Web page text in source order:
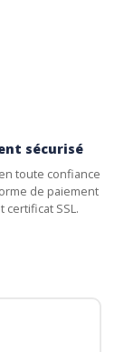
sécurisé
toute confiance
de paiement
certificat SSL.